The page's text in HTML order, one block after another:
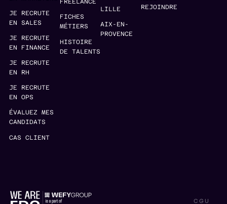
JE RECRUTE
EN SALES
JE RECRUTE
EN FINANCE
JE RECRUTE
EN RH
JE RECRUTE
EN OPS
ÉVALUEZ MES
CANDIDATS
CAS CLIENT
FREELANCE
FICHES
MÉTIERS
HISTOIRE
DE TALENTS
LILLE
AIX-EN-
PROVENCE
REJOINDRE
CGU